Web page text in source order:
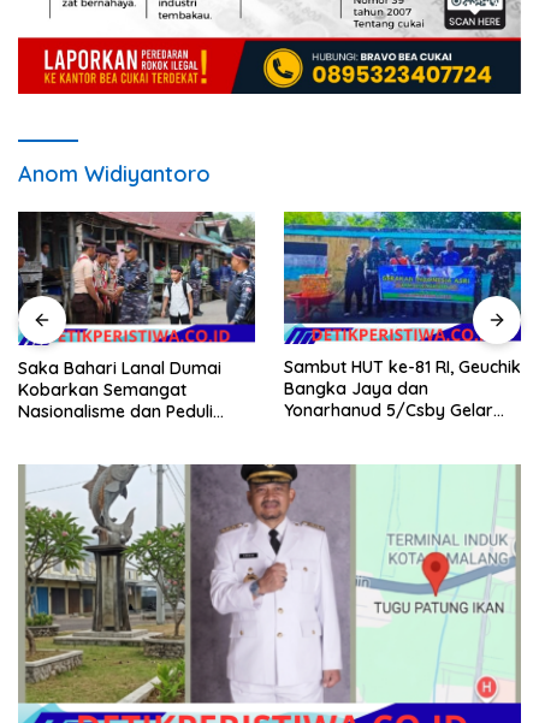
Anom Widiyantoro
Saka Bahari Lanal Dumai
Kobarkan Semangat
Nasionalisme dan Peduli
Sambut HUT ke-81 RI, Geuchik
Bangka Jaya dan
Yonarhanud 5/Csby Gelar